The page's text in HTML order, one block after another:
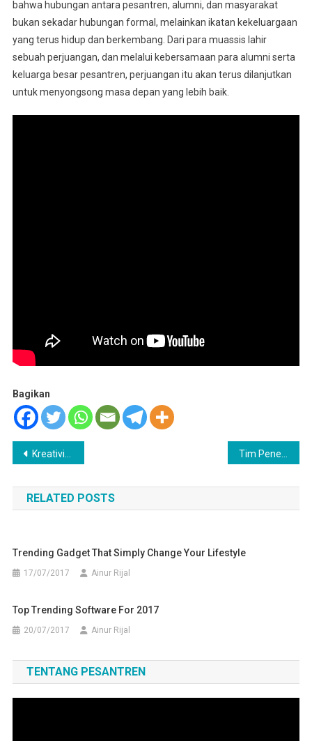
bahwa hubungan antara pesantren, alumni, dan masyarakat
bukan sekadar hubungan formal, melainkan ikatan kekeluargaan
yang terus hidup dan berkembang. Dari para muassis lahir
sebuah perjuangan, dan melalui kebersamaan para alumni serta
keluarga besar pesantren, perjuangan itu akan terus dilanjutkan
untuk menyongsong masa depan yang lebih baik.
Bagikan
Navigasi
pos
Kreativitas Santri Warnai Wisuda XXXVI Ponpes Nurul Islam
RELATED POSTS
Trending Gadget That Simply Change Your Lifestyle
17/07/2017 Ainur Rijal
Top Trending Software For 2017
20/07/2017 Ainur Rijal
TENTANG PESANTREN